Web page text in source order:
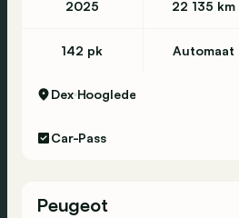
2025 22 135 km
142 pk Automaat
Dex Hooglede
Car-Pass
Peugeot